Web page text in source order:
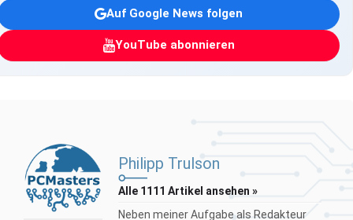
Auf Google News folgen
YouTube abonnieren
Philipp Trulson
Alle 1111 Artikel ansehen »
Neben meiner Aufgabe als Redakteur